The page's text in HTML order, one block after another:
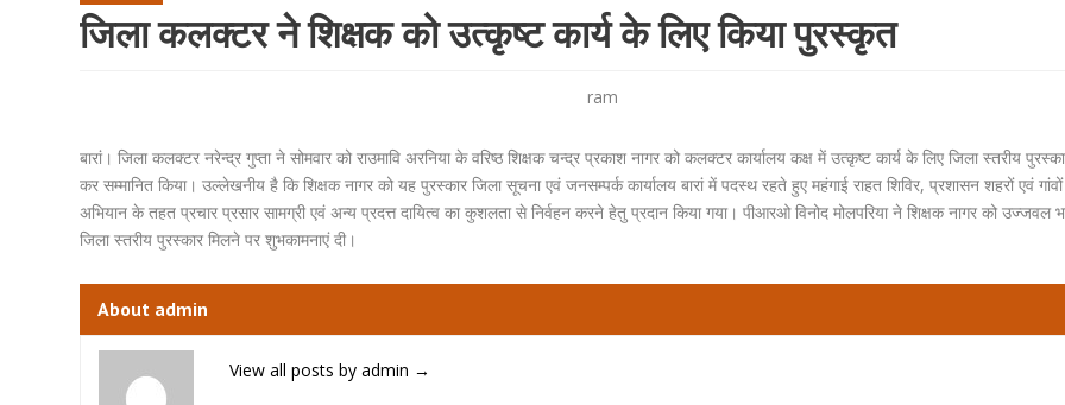
जिला कलक्टर ने शिक्षक को उत्कृष्ट कार्य के लिए किया पुरस्कृत
ram
बारां। जिला कलक्टर नरेन्द्र गुप्ता ने सोमवार को राउमावि अरनिया के वरिष्ठ शिक्षक चन्द्र प्रकाश नागर को कलक्टर कार्यालय कक्ष में उत्कृष्ट कार्य के लिए जिला स्तरीय
कर सम्मानित किया। उल्लेखनीय है कि शिक्षक नागर को यह पुरस्कार जिला सूचना एवं जनसम्पर्क कार्यालय बारां में पदस्थ रहते हुए महंगाई राहत शिविर, प्रशासन शहरों एवं
अभियान के तहत प्रचार प्रसार सामग्री एवं अन्य प्रदत्त दायित्व का कुशलता से निर्वहन करने हेतु प्रदान किया गया। पीआरओ विनोद मोलपरिया ने शिक्षक नागर को उज्जवल
जिला स्तरीय पुरस्कार मिलने पर शुभकामनाएं दी।
About admin
View all posts by admin →